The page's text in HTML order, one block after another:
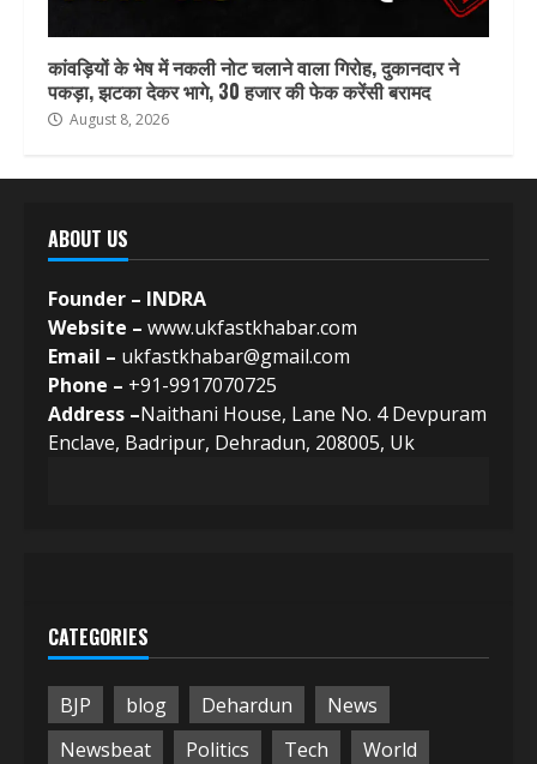
कांवड़ियों के भेष में नकली नोट चलाने वाला गिरोह, दुकानदार ने
पकड़ा, झटका देकर भागे, 30 हजार की फेक करेंसी बरामद
August 8, 2026
ABOUT US
Founder – INDRA
Website – www.ukfastkhabar.com
Email – ukfastkhabar@gmail.com
Phone – +91-9917070725
Address –Naithani House, Lane No. 4 Devpuram
Enclave, Badripur, Dehradun, 208005, Uk
CATEGORIES
BJP blog Dehardun
News
Newsbeat
Politics Tech
World